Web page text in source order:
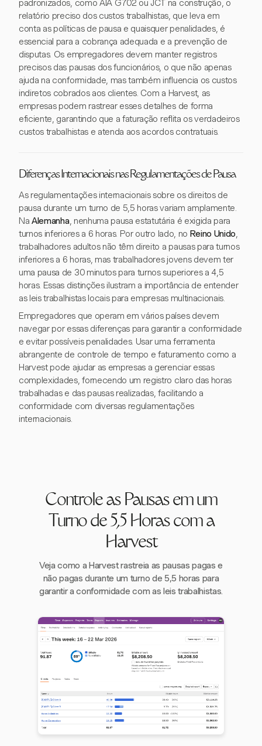
padronizados, como AIA G702 ou JCT na construção, o
relatório preciso dos custos trabalhistas, que leva em
conta as políticas de pausa e quaisquer penalidades, é
essencial para a cobrança adequada e a prevenção de
disputas. Os empregadores devem manter registros
precisos das pausas dos funcionários, o que não apenas
ajuda na conformidade, mas também influencia os custos
indiretos cobrados aos clientes. Com a Harvest, as
empresas podem rastrear esses detalhes de forma
eficiente, garantindo que a faturação reflita os verdadeiros
custos trabalhistas e atenda aos acordos contratuais.
Diferenças Internacionais nas Regulamentações de Pausa
As regulamentações internacionais sobre os direitos de
pausa durante um turno de 5,5 horas variam amplamente.
NaAlemanha, nenhuma pausa estatutária é exigida para
turnos inferiores a 6 horas. Por outro lado, no Reino Unido,
trabalhadores adultos não têm direito a pausas para turnos
inferiores a 6 horas, mas trabalhadores jovens devem ter
uma pausa de 30 minutos para turnos superiores a 4,5
horas. Essas distinções ilustram a importância de entender
as leis trabalhistas locais para empresas multinacionais.
Empregadores que operam em vários países devem
navegar por essas diferenças para garantir a conformidade
e evitar possíveis penalidades. Usar uma ferramenta
abrangente de controle de tempo e faturamento como a
Harvest pode ajudar as empresas a gerenciar essas
complexidades, fornecendo um registro claro das horas
trabalhadas e das pausas realizadas, facilitando a
conformidade com diversas regulamentações
internacionais.
Controle as Pausas em um
Turno de 5,5 Horas com a
Harvest
Veja como a Harvest rastreia as pausas pagas e
não pagas durante um turno de 5,5 horas para
garantir a conformidade com as leis trabalhistas.